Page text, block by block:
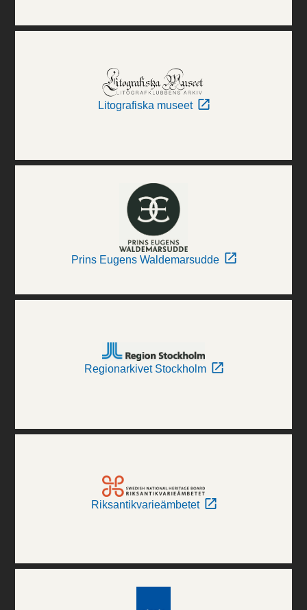
Litografiska museet
Prins Eugens Waldemarsudde
Regionarkivet Stockholm
Riksantikvarieämbetet